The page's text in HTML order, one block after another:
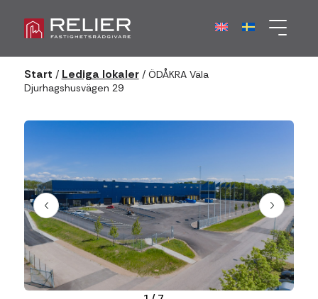
Start / Lediga lokaler/ ÖDÅKRA Väla
Djurhagshusvägen 29